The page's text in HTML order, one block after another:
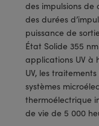
ou Coupleurs
de Poche ou à
: Microscopie
pour Caméras
: Caméras
Optiques Lightpath
Labs™
des impulsions de
des durées
puissance de
État Solide 355
applications UV à
UV, les
systèmes
thermoélectrique
de vie de 5 000